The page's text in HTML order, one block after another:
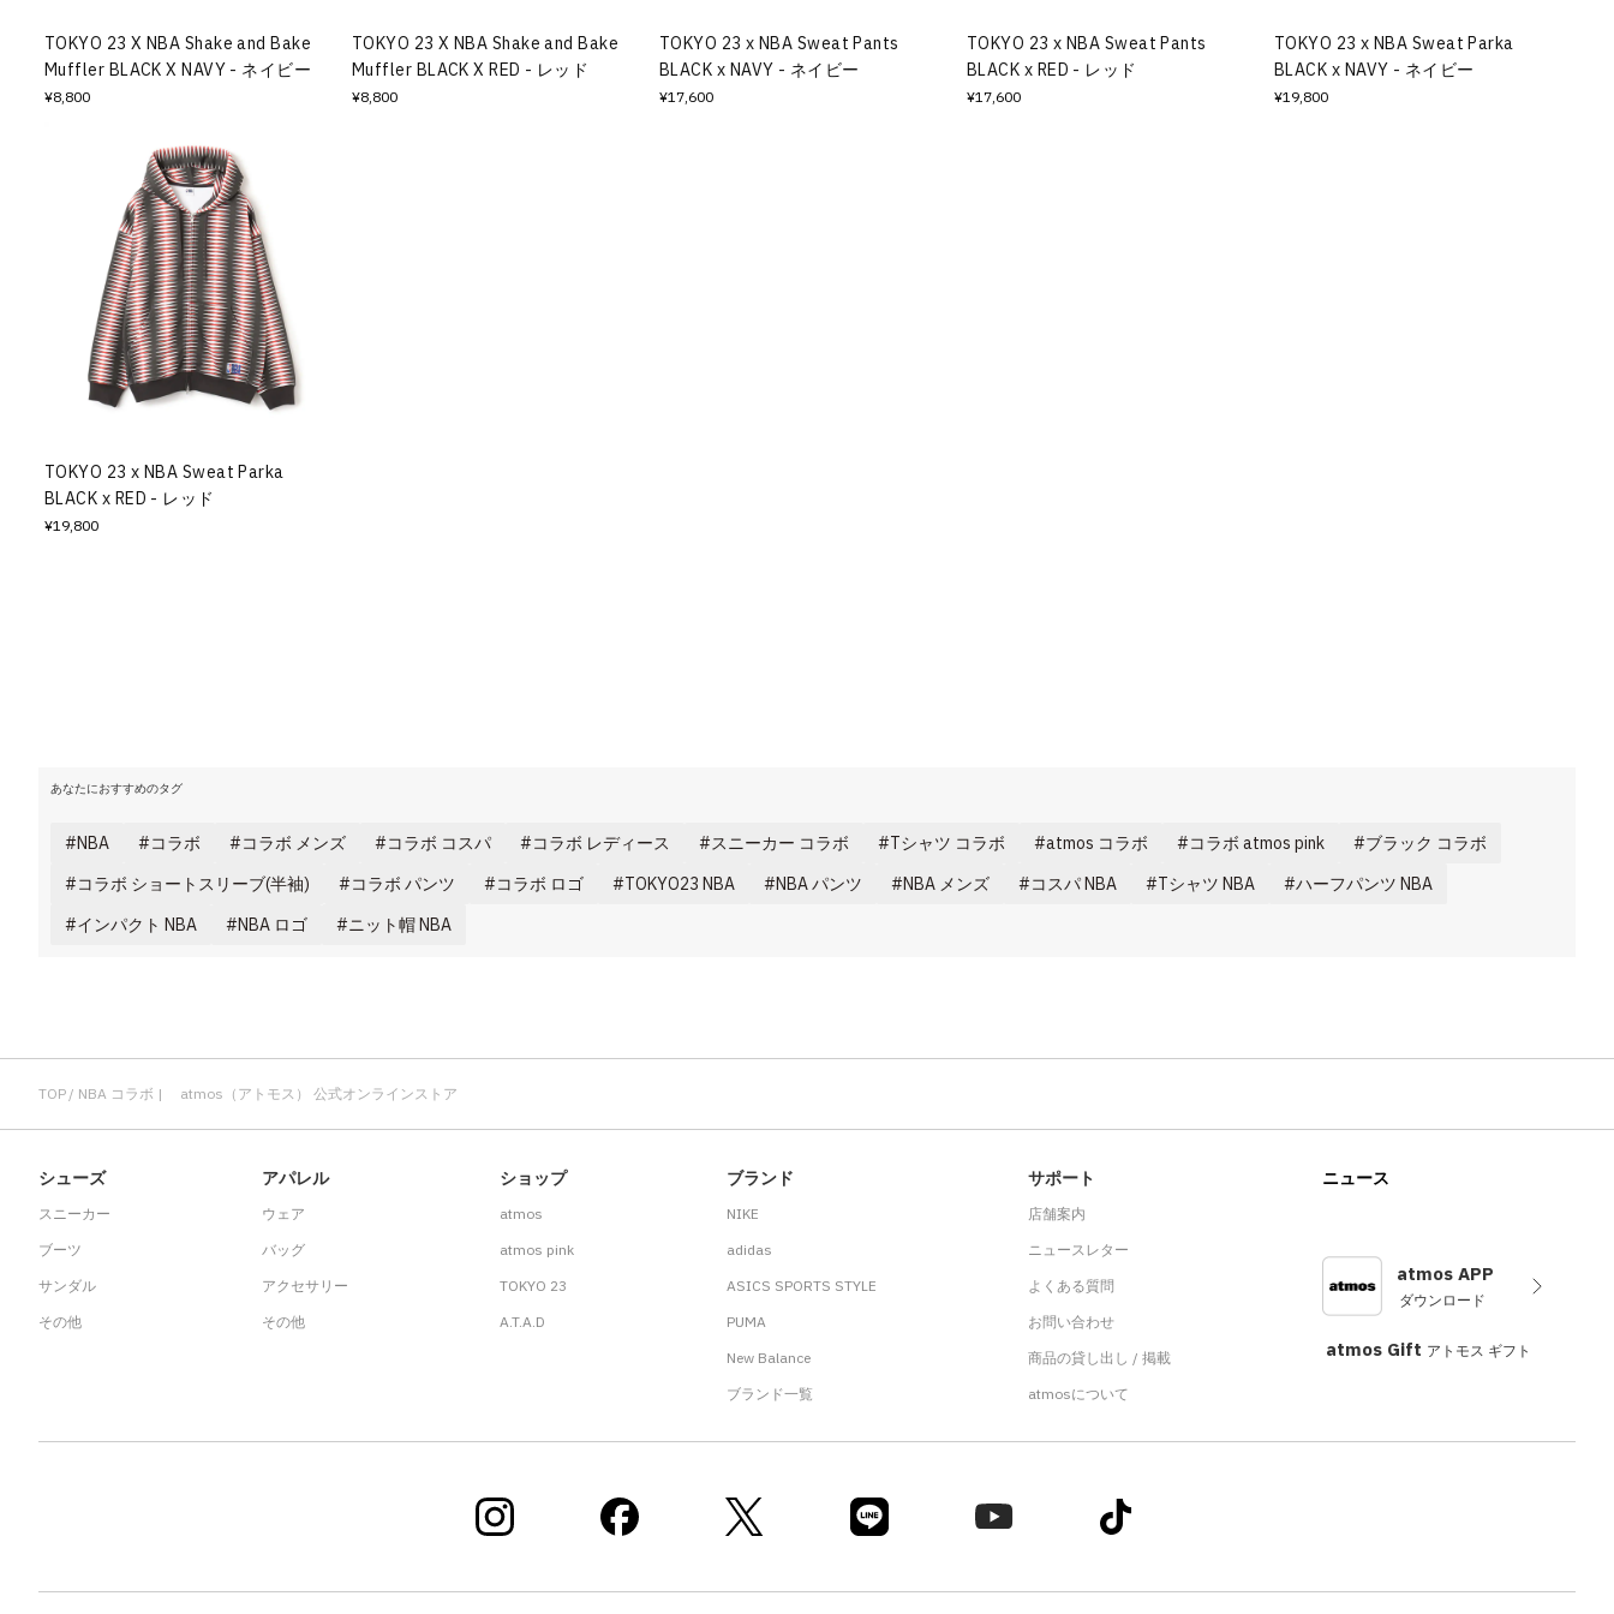
すべてのウェア
TOKYO 23 X NBA Shake and Bake
Muffler BLACK X NAVY - ネイビー
¥8,800
TOKYO 23 X NBA Shake and Bake
Muffler BLACK X RED - レッド
¥8,800
TOKYO 23 x NBA Sweat Pants
BLACK x NAVY - ネイビー
¥17,600
TOKYO 23 x NBA Sweat Pants
BLACK x RED - レッド
¥17,600
TOKYO 23 x NBA Sweat Parka
BLACK x NAVY - ネイビー
¥19,800
TOKYO 23 x NBA Sweat Parka
BLACK x RED - レッド
¥19,800
あなたにおすすめのタグ
NBA コラボ コラボ メンズ コラボ コスパ コラボ レディース スニーカー コラボ Tシャツ コラボ atmos コラボ コラボ atmos pink
ブラック コラボ
コラボ ショートスリーブ(半袖)
コラボ パンツ コラボ ロゴ TOKYO23 NBA NBA パンツ NBA メンズ コスパ NBA Tシャツ NBA
ハーフパンツ NBA
インパクト NBA
NBA ロゴ ニット帽 NBA
TOP NBA コラボ | atmos（アトモス） 公式オンラインストア
シューズ
スニーカー
ブーツ
サンダル
その他
アパレル
ウェア
バッグ
アクセサリー
その他
ショップ
atmos
atmos pink
TOKYO 23
A.T.A.D
ブランド
NIKE
adidas
ASICS SPORTS STYLE
PUMA
New Balance
ブランド一覧
サポート
店舗案内
ニュースレター
よくある質問
お問い合わせ
商品の貸し出し / 掲載
atmosについて
ニュース
atmos APP
ダウンロード
atmos Gift アトモス ギフト